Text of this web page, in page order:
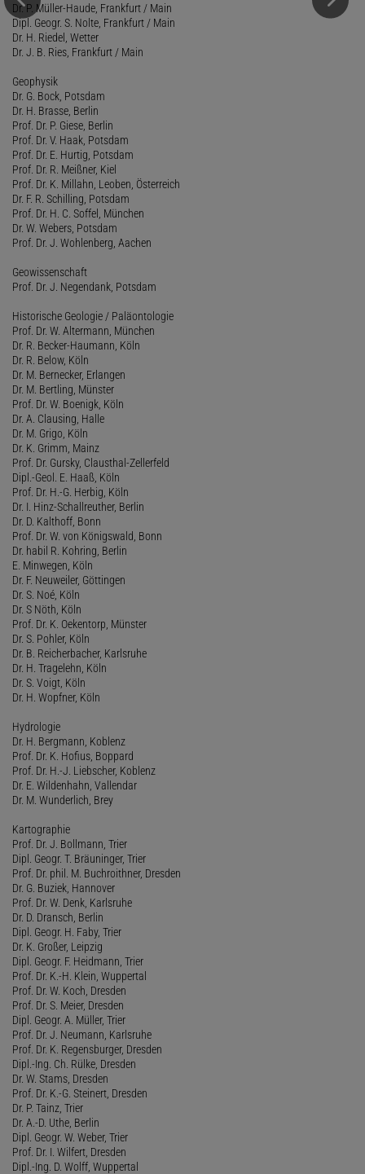
Dr. P. Müller-Haude, Frankfurt / Main
Dipl. Geogr. S. Nolte, Frankfurt / Main
Dr. H. Riedel, Wetter
Dr. J. B. Ries, Frankfurt / Main
Geophysik
Dr. G. Bock, Potsdam
Dr. H. Brasse, Berlin
Prof. Dr. P. Giese, Berlin
Prof. Dr. V. Haak, Potsdam
Prof. Dr. E. Hurtig, Potsdam
Prof. Dr. R. Meißner, Kiel
Prof. Dr. K. Millahn, Leoben, Österreich
Dr. F. R. Schilling, Potsdam
Prof. Dr. H. C. Soffel, München
Dr. W. Webers, Potsdam
Prof. Dr. J. Wohlenberg, Aachen
Geowissenschaft
Prof. Dr. J. Negendank, Potsdam
Historische Geologie / Paläontologie
Prof. Dr. W. Altermann, München
Dr. R. Becker-Haumann, Köln
Dr. R. Below, Köln
Dr. M. Bernecker, Erlangen
Dr. M. Bertling, Münster
Prof. Dr. W. Boenigk, Köln
Dr. A. Clausing, Halle
Dr. M. Grigo, Köln
Dr. K. Grimm, Mainz
Prof. Dr. Gursky, Clausthal-Zellerfeld
Dipl.-Geol. E. Haaß, Köln
Prof. Dr. H.-G. Herbig, Köln
Dr. I. Hinz-Schallreuther, Berlin
Dr. D. Kalthoff, Bonn
Prof. Dr. W. von Königswald, Bonn
Dr. habil R. Kohring, Berlin
E. Minwegen, Köln
Dr. F. Neuweiler, Göttingen
Dr. S. Noé, Köln
Dr. S Nöth, Köln
Prof. Dr. K. Oekentorp, Münster
Dr. S. Pohler, Köln
Dr. B. Reicherbacher, Karlsruhe
Dr. H. Tragelehn, Köln
Dr. S. Voigt, Köln
Dr. H. Wopfner, Köln
Hydrologie
Dr. H. Bergmann, Koblenz
Prof. Dr. K. Hofius, Boppard
Prof. Dr. H.-J. Liebscher, Koblenz
Dr. E. Wildenhahn, Vallendar
Dr. M. Wunderlich, Brey
Kartographie
Prof. Dr. J. Bollmann, Trier
Dipl. Geogr. T. Bräuninger, Trier
Prof. Dr. phil. M. Buchroithner, Dresden
Dr. G. Buziek, Hannover
Prof. Dr. W. Denk, Karlsruhe
Dr. D. Dransch, Berlin
Dipl. Geogr. H. Faby, Trier
Dr. K. Großer, Leipzig
Dipl. Geogr. F. Heidmann, Trier
Prof. Dr. K.-H. Klein, Wuppertal
Prof. Dr. W. Koch, Dresden
Prof. Dr. S. Meier, Dresden
Dipl. Geogr. A. Müller, Trier
Prof. Dr. J. Neumann, Karlsruhe
Prof. Dr. K. Regensburger, Dresden
Dipl.-Ing. Ch. Rülke, Dresden
Dr. W. Stams, Dresden
Prof. Dr. K.-G. Steinert, Dresden
Dr. P. Tainz, Trier
Dr. A.-D. Uthe, Berlin
Dipl. Geogr. W. Weber, Trier
Prof. Dr. I. Wilfert, Dresden
Dipl.-Ing. D. Wolff, Wuppertal